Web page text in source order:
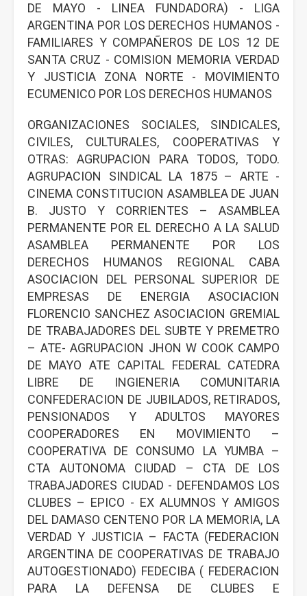
DE MAYO - LINEA FUNDADORA) - LIGA
ARGENTINA POR LOS DERECHOS HUMANOS -
FAMILIARES Y COMPAÑEROS DE LOS 12 DE
SANTA CRUZ - COMISION MEMORIA VERDAD
Y JUSTICIA ZONA NORTE - MOVIMIENTO
ECUMENICO POR LOS DERECHOS HUMANOS
ORGANIZACIONES SOCIALES, SINDICALES,
CIVILES, CULTURALES, COOPERATIVAS Y
OTRAS: AGRUPACION PARA TODOS, TODO.
AGRUPACION SINDICAL LA 1875 – ARTE -
CINEMA CONSTITUCION ASAMBLEA DE JUAN
B. JUSTO Y CORRIENTES – ASAMBLEA
PERMANENTE POR EL DERECHO A LA SALUD
ASAMBLEA PERMANENTE POR LOS
DERECHOS HUMANOS REGIONAL CABA
ASOCIACION DEL PERSONAL SUPERIOR DE
EMPRESAS DE ENERGIA ASOCIACION
FLORENCIO SANCHEZ ASOCIACION GREMIAL
DE TRABAJADORES DEL SUBTE Y PREMETRO
– ATE- AGRUPACION JHON W COOK CAMPO
DE MAYO ATE CAPITAL FEDERAL CATEDRA
LIBRE DE INGIENERIA COMUNITARIA
CONFEDERACION DE JUBILADOS, RETIRADOS,
PENSIONADOS Y ADULTOS MAYORES
COOPERADORES EN MOVIMIENTO –
COOPERATIVA DE CONSUMO LA YUMBA –
CTA AUTONOMA CIUDAD – CTA DE LOS
TRABAJADORES CIUDAD - DEFENDAMOS LOS
CLUBES – EPICO - EX ALUMNOS Y AMIGOS
DEL DAMASO CENTENO POR LA MEMORIA, LA
VERDAD Y JUSTICIA – FACTA (FEDERACION
ARGENTINA DE COOPERATIVAS DE TRABAJO
AUTOGESTIONADO) FEDECIBA ( FEDERACION
PARA LA DEFENSA DE CLUBES E